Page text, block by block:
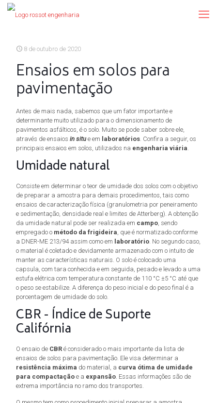
8 de outubro de 2020
Ensaios em solos para
pavimentação
Antes de mais nada, sabemos que um fator importante e
determinante muito utilizado para o dimensionamento de
pavimentos asfálticos, é o solo. Muito se pode saber sobre ele,
através de ensaios in situ e em laboratórios. Confira a seguir, os
principais ensaios em solos, utilizados na engenharia viária.
Umidade natural
Consiste em determinar o teor de umidade dos solos com o objetivo
de preparar a amostra para demais procedimentos, tais como
ensaios de caracterização física (granulometria por peneiramento
e sedimentação, densidade real e limites de Atterberg). A obtenção
da umidade natural pode ser realizada em campo, sendo
empregado o método da frigideira, que é normatizado conforme
a DNER-ME 213/94 assim como em laboratório. No segundo caso,
o material é coletado e devidamente armazenado com o intuito de
manter as características naturais. O solo é colocado uma
capsula, com tara conhecida e em seguida, pesado e levado a uma
estufa elétrica com temperatura constante de 110 °C ±5 °C até que
o peso se estabilize. A diferença do peso inicial e do peso final é a
porcentagem de umidade do solo.
CBR - Índice de Suporte
Califórnia
O ensaio de CBR é considerado o mais importante da lista de
ensaios de solos para pavimentação. Ele visa determinar a
resistência máxima do material, a curva ótima de umidade
para compactação e a expansão. Essas informações são de
extrema importância no ramo dos transportes.